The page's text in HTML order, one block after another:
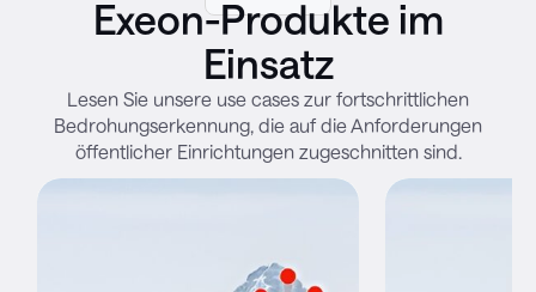
Exeon-Produkte im
Einsatz
Lesen Sie unsere use cases zur fortschrittlichen
Bedrohungserkennung, die auf die Anforderungen
öffentlicher Einrichtungen zugeschnitten sind.